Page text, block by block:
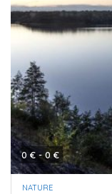
0 € - 0 €
NATURE